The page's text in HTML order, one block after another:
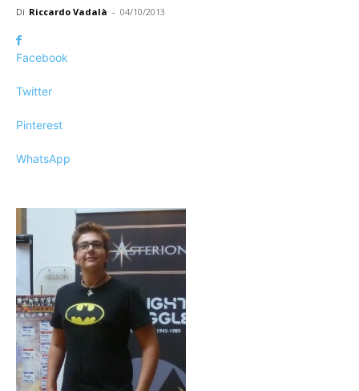
Di Riccardo Vadalà - 04/10/2013
Facebook
Twitter
Pinterest
WhatsApp